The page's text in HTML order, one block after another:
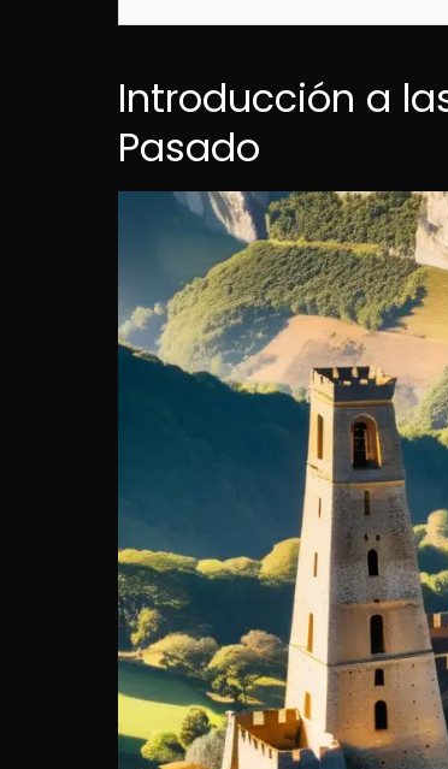
Introducción a
Pasado